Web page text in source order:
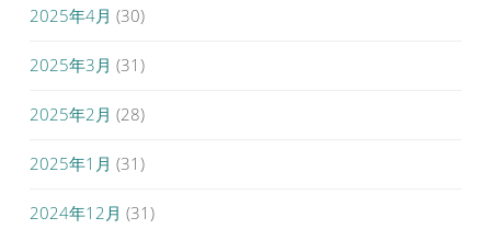
2025年4月 (30)
2025年3月 (31)
2025年2月 (28)
2025年1月 (31)
2024年12月 (31)